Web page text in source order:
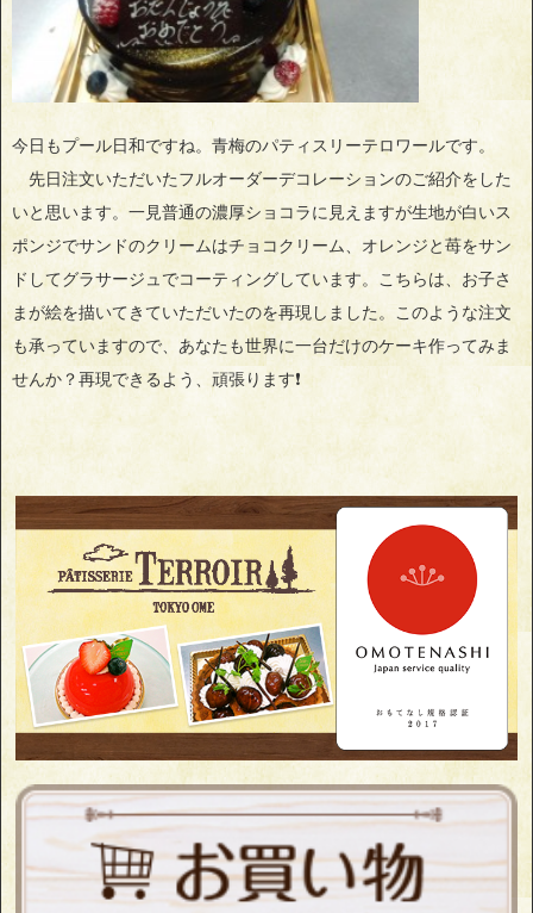
今日もプール日和ですね。青梅のパティスリーテロワールです。
先日注文いただいたフルオーダーデコレーションのご紹介をした
いと思います。一見普通の濃厚ショコラに見えますが生地が白いス
ポンジでサンドのクリームはチョコクリーム、オレンジと苺をサン
ドしてグラサージュでコーティングしています。こちらは、お子さ
まが絵を描いてきていただいたのを再現しました。このような注文
も承っていますので、あなたも世界に一台だけのケーキ作ってみま
せんか？再現できるよう、頑張ります❗